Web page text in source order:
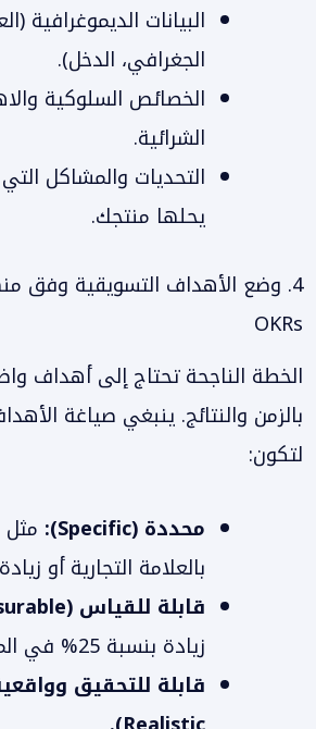
البيانات الديموغرافية
الجغرافي، الدخل).
الخصائص السلوكية
الشرائية.
التحديات والمشاكل
يحلها منتجك.
OKRs
الخطة الناجحة تحتاج إلى أهداف
بالزمن والنتائج. ينبغي صياغة
لتكون:
محددة (Specific):
مثل
بالعلامة التجارية أو
قابلة للقياس (Measurable):
زيادة بنسبة 25% في المبيعات الإلكترونية.